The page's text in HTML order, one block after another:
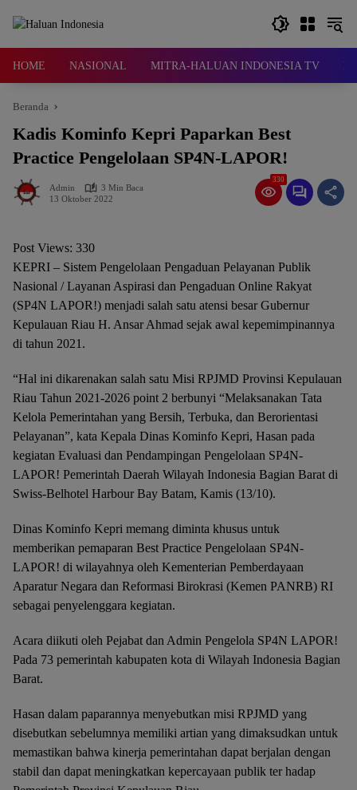
HOME NASIONAL MITRA-HALUAN INDONESIA TV
Beranda
Kadis Kominfo Kepri Paparkan Best
Practice Pengelolaan SP4N-LAPOR!
Admin
3 Min Baca
13 Oktober 2022
330
Post Views: 330
KEPRI – Sistem Pengelolaan Pengaduan Pelayanan Publik
Nasional / Layanan Aspirasi dan Pengaduan Online Rakyat
(SP4N LAPOR!) menjadi salah satu atensi besar Gubernur
Kepulauan Riau H. Ansar Ahmad sejak awal kepemimpinannya
di tahun 2021.
“Hal ini dikarenakan salah satu Misi RPJMD Provinsi Kepulauan
Riau Tahun 2021-2026 point 2 berbunyi “Melaksanakan Tata
Kelola Pemerintahan yang Bersih, Terbuka, dan Berorientasi
Pelayanan”, kata Kepala Dinas Kominfo Kepri, Hasan pada
kegiatan Evaluasi dan Pendampingan Pengelolaan SP4N-
LAPOR! Pemerintah Daerah Wilayah Indonesia Bagian Barat di
Swiss-Belhotel Harbour Bay Batam, Kamis (13/10).
Dinas Kominfo Kepri memang diminta khusus untuk
memberikan pemaparan Best Practice Pengelolaan SP4N-
LAPOR! di wilayahnya oleh Kementerian Pemberdayaan
Aparatur Negara dan Reformasi Birokrasi (Kemen PANRB) RI
sebagai penyelenggara kegiatan.
Acara diikuti oleh Pejabat dan Admin Pengelola SP4N LAPOR!
Pada 73 pemerintah kabupaten kota di Wilayah Indonesia Bagian
Barat.
Hasan dalam paparannya menyebutkan misi RPJMD yang
disebutkan sebelumnya memiliki artian yang dimaksudkan untuk
memastikan bahwa kinerja pemerintahan dapat berjalan dengan
stabil dan dapat meningkatkan kepercayaan publik ter hadap